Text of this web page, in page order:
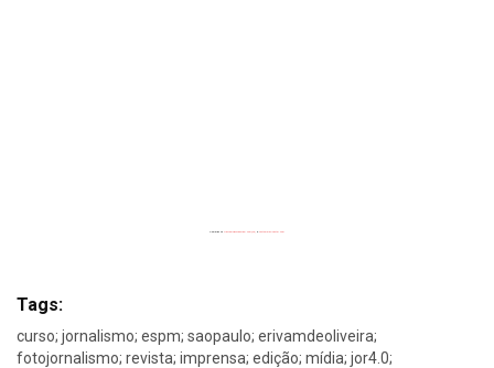
Tags:
curso; jornalismo; espm; saopaulo; erivamdeoliveira;
fotojornalismo; revista; imprensa; edição; mídia; jor4.0;